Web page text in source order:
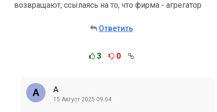
возвращают, ссылаясь на то, что фирма - агрегатор
Ответить
3 0
А
15 Август 2025 09:04